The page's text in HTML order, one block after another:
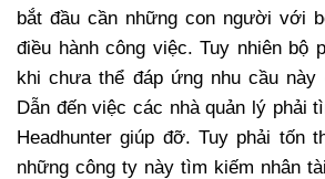
bắt đầu cần những con người với
điều hành công việc. Tuy nhiên bộ
khi chưa thể đáp ứng nhu cầu này
Dẫn đến việc các nhà quản lý phải
Headhunter giúp đỡ. Tuy phải tốn
những công ty này tìm kiếm nhân